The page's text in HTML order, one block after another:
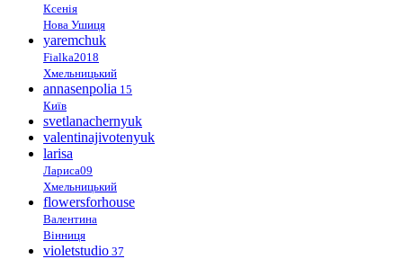
Ксенія
Нова Ушиця
yaremchuk
Fialka2018
Хмельницький
annasenpolia 15
Київ
svetlanachernyuk
valentinajivotenyuk
larisa
Лариса09
Хмельницький
flowersforhouse
Валентина
Вінниця
violetstudio 37